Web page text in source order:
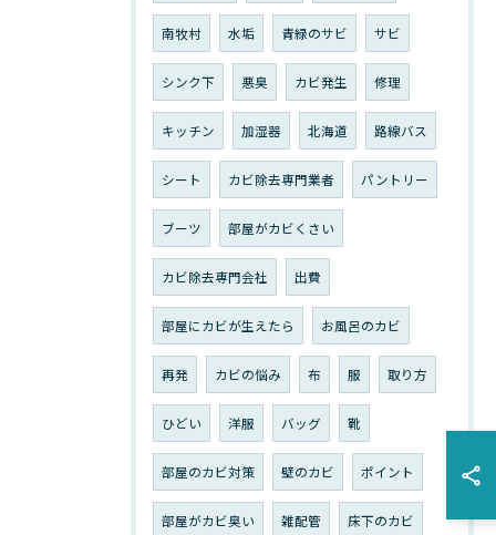
南牧村 水垢 青緑のサビ サビ
シンク下 悪臭 カビ発生 修理
キッチン 加湿器 北海道 路線バス
シート カビ除去専門業者 パントリー
ブーツ 部屋がカビくさい
カビ除去専門会社 出費
部屋にカビが生えたら お風呂のカビ
再発 カビの悩み 布 服 取り方
ひどい 洋服 バッグ 靴
部屋のカビ対策 壁のカビ ポイント
部屋がカビ臭い 雑配管 床下のカビ